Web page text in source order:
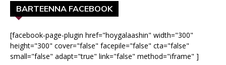
BARTEENNA FACEBOOK
[facebook-page-plugin href="hoygalaashin" width="300"
height="300" cover="false" facepile="false" cta="false"
small="false" adapt="true" link="false" method="iframe" ]